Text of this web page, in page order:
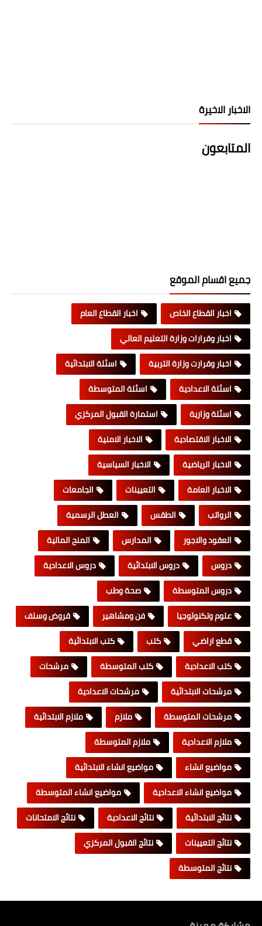
الاخبار الاخيرة
المتابعون
جميع اقسام الموقع
اخبار القطاع الخاص
اخبار القطاع العام
اخبار وقرارات وزارة التعليم العالي
اخبار وقرارت وزارة التربية
اسئلة الابتدائية
اسئلة الاعدادية
اسئلة المتوسطة
اسئلة وزارية
استمارة القبول المركزي
الاخبار الاقتصادية
الاخبار الامنية
الاخبار الرياضية
الاخبار السياسية
الاخبار العامة
التعيينات
الجامعات
الرواتب
الطقس
العطل الرسمية
العقود والاجور
المدارس
المنح المالية
دروس
دروس الابتدائية
دروس الاعدادية
دروس المتوسطة
صحة وطب
علوم وتكنولوجيا
فن ومشاهير
قروض وسلف
قطع اراضي
كتب
كتب الابتدائية
كتب الاعدادية
كتب المتوسطة
مرشحات
مرشحات الابتدائية
مرشحات الاعدادية
مرشحات المتوسطة
ملازم
ملازم الابتدائية
ملازم الاعدادية
ملازم المتوسطة
مواضيع انشاء
مواضيع انشاء الابتدائية
مواضيع انشاء الاعدادية
مواضيع انشاء المتوسطة
نتائج الابتدائية
نتائج الاعدادية
نتائج الامتحانات
نتائج التعيينات
نتائج القبول المركزي
نتائج المتوسطة